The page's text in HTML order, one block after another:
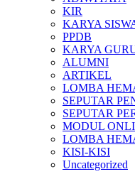
KIR
KARYA
PPDB
KARYA
ALUMNI
ARTIKEL
LOMBA
SEPUTAR
SEPUTAR
MODUL
LOMBA
KISI-KISI
Uncategorized